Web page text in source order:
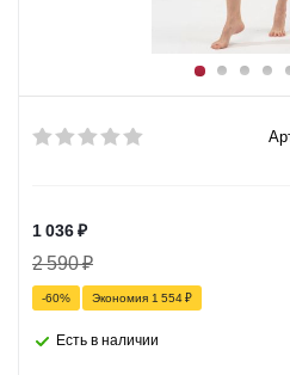
1 036₽
2 590₽
-60% Экономия 1 554₽
Есть в наличии